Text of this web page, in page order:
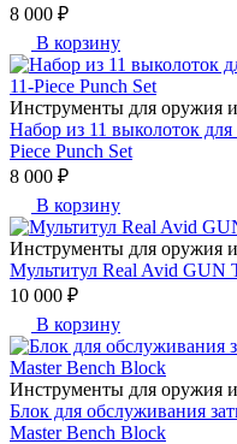
8 000 ₽
В корзину
Инструменты для оружия
Набор из 11 выколоток
Piece Punch Set
8 000 ₽
В корзину
Инструменты для оружия
Мультитул Real Avid GUN
10 000 ₽
В корзину
Инструменты для оружия
Блок для обслуживания
Master Bench Block